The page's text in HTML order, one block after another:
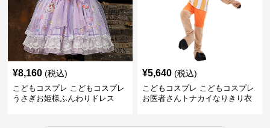
¥8,160 (税込)
こどもコスプレ こどもコスプレ
うさぎお姫様ふんわりドレス
¥5,640 (税込)
こどもコスプレ こどもコスプレ
お医者さんトナカイなりきり衣